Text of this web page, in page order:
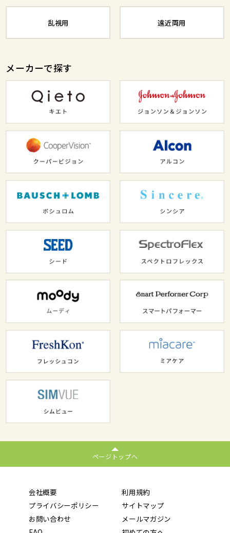
乱視用 遠近両用
メーカーで探す
ページトップへ
会社概要
利用規約
プライバシーポリシー
サイトマップ
お問い合わせ
メールマガジン